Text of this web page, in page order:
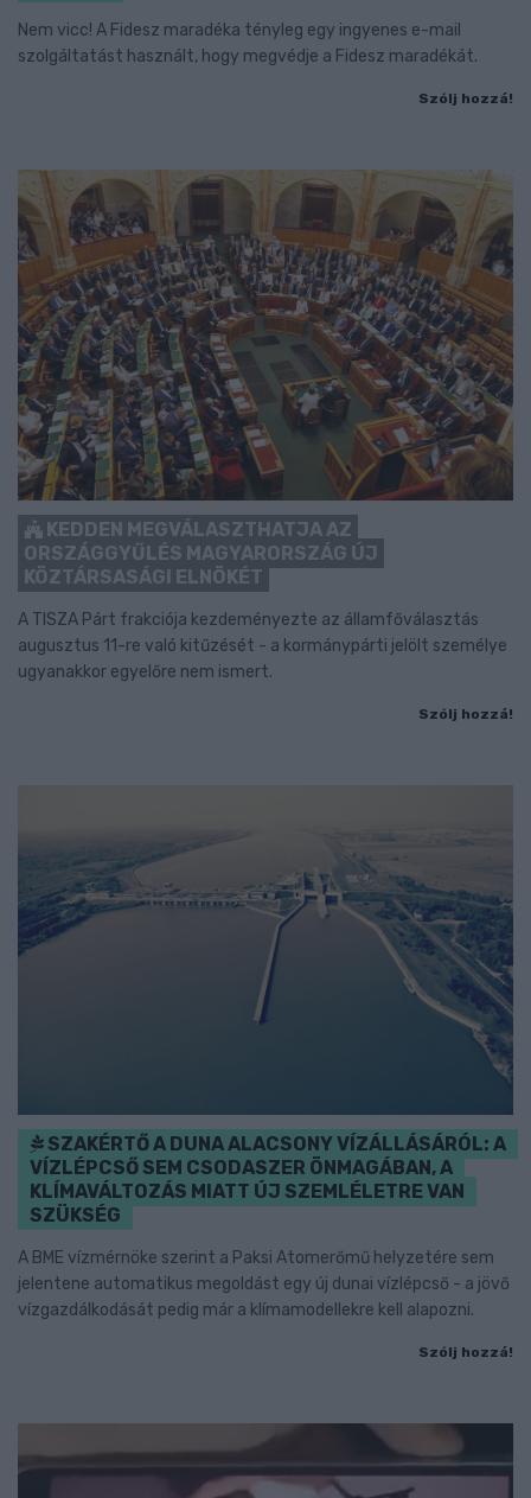
Nem vicc! A Fidesz maradéka tényleg egy ingyenes e-mail
szolgáltatást használt, hogy megvédje a Fidesz maradékát.
Szólj hozzá!
KEDDEN MEGVÁLASZTHATJA AZ
ORSZÁGGYŰLÉS MAGYARORSZÁG ÚJ
KÖZTÁRSASÁGI ELNÖKÉT
A TISZA Párt frakciója kezdeményezte az államfőválasztás
augusztus 11-re való kitűzését - a kormánypárti jelölt személye
ugyanakkor egyelőre nem ismert.
Szólj hozzá!
SZAKÉRTŐ A DUNA ALACSONY VÍZÁLLÁSÁRÓL: A
VÍZLÉPCSŐ SEM CSODASZER ÖNMAGÁBAN, A
KLÍMAVÁLTOZÁS MIATT ÚJ SZEMLÉLETRE VAN
SZÜKSÉG
A BME vízmérnöke szerint a Paksi Atomerőmű helyzetére sem
jelentene automatikus megoldást egy új dunai vízlépcső - a jövő
vízgazdálkodását pedig már a klímamodellekre kell alapozni.
Szólj hozzá!